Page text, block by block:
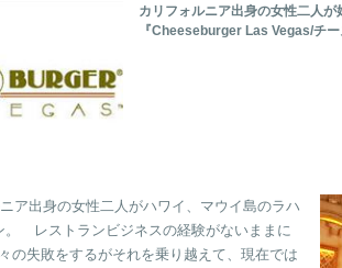
カリフォルニア出身の女性二人
『Cheeseburger Las Vegas/チー
ア出身の女性二人がハワイ、マウイ島のラハ
。 レストランビジネスの経験がないままに
の失敗をするがそれを乗り越えて、現在では